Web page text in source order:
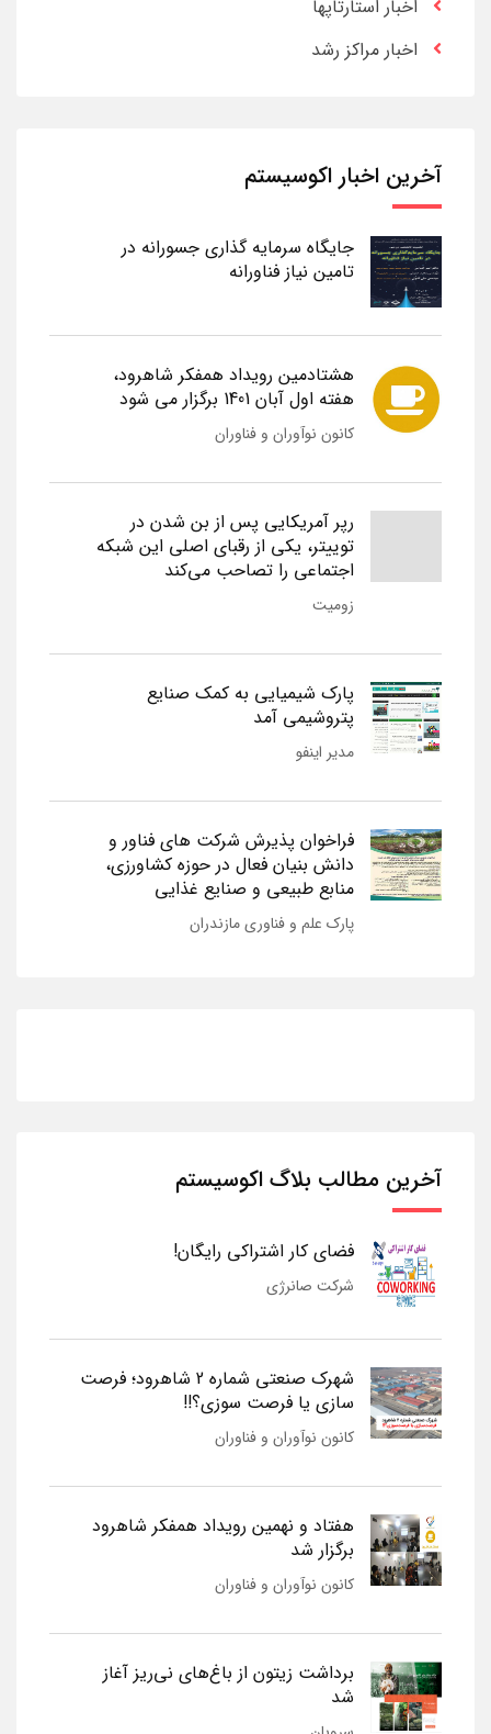
اخبار استارتاپها
اخبار مراکز رشد
آخرین اخبار اکوسیستم
جایگاه سرمایه گذاری جسورانه در
تامین نیاز فناورانه
هشتادمین رویداد همفکر شاهرود،
هفته اول آبان 1401 برگزار می شود
کانون نوآوران و فناوران
رپر آمریکایی پس از بن شدن در
توییتر، یکی از رقبای اصلی این شبکه
اجتماعی را تصاحب می‌کند
زومیت
پارک شیمیایی به کمک صنایع
پتروشیمی آمد
مدیر اینفو
فراخوان پذیرش شرکت های فناور و
دانش بنیان فعال در حوزه کشاورزی،
منابع طبیعی و صنایع غذایی
پارک علم و فناوری مازندران
آخرین مطالب بلاگ اکوسیستم
فضای کار اشتراکی رایگان!
شرکت صانرژی
شهرک صنعتی شماره 2 شاهرود؛ فرصت
سازی یا فرصت سوزی؟!!
کانون نوآوران و فناوران
هفتاد و نهمین رویداد همفکر شاهرود
برگزار شد
کانون نوآوران و فناوران
برداشت زیتون از باغ‌های نی‌ریز آغاز
شد